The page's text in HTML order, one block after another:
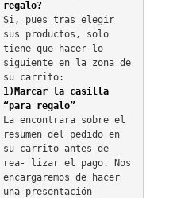
regalo?
Si, pues tras elegir
sus productos, solo
tiene que hacer lo
siguiente en la zona de
su carrito:
1)Marcar la casilla
“para regalo”
La encontrara sobre el
resumen del pedido en
su carrito antes de
rea- lizar el pago. Nos
encargaremos de hacer
una presentación